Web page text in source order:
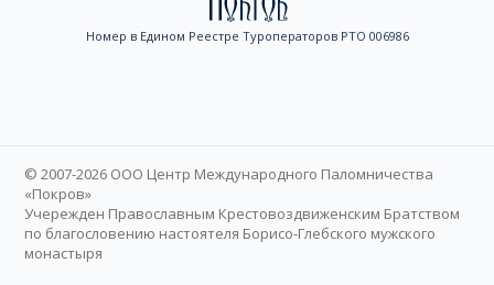
Номер в Едином Реестре Туроператоров РТО 006986
© 2007-2026 ООО Центр Международного Паломничества
«Покров»
Учережден Православным Крестовоздвиженским Братством
по благословению настоятеля Борисо-Глебского мужского
монастыря